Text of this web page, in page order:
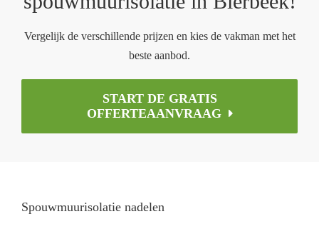
Vergelijk de verschillende prijzen en kies de vakman met het
beste aanbod.
START DE GRATIS
OFFERTEAANVRAAG
Spouwmuurisolatie nadelen